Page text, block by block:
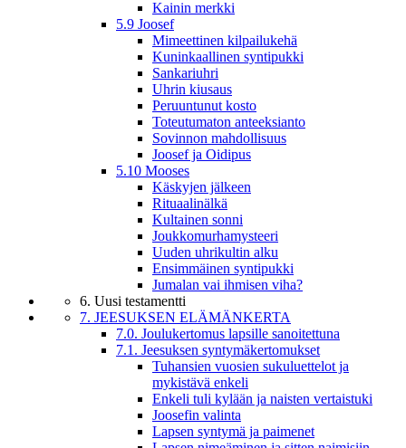
Kainin merkki
5.9 Joosef
Mimeettinen kilpailukehä
Kuninkaallinen syntipukki
Sankariuhri
Uhrin kiusaus
Peruuntunut kosto
Toteutumaton anteeksianto
Sovinnon mahdollisuus
Joosef ja Oidipus
5.10 Mooses
Käskyjen jälkeen
Rituaalinälkä
Kultainen sonni
Joukkomurhamysteeri
Uuden uhrikultin alku
Ensimmäinen syntipukki
Jumalan vai ihmisen viha?
6. Uusi testamentti
7. JEESUKSEN ELÄMÄNKERTA
7.0. Joulukertomus lapsille sanoitettuna
7.1. Jeesuksen syntymäkertomukset
Tuhansien vuosien sukuluettelot ja
mykistävä enkeli
Enkeli tuli kylään ja naisten vertaistuki
Joosefin valinta
Lapsen syntymä ja paimenet